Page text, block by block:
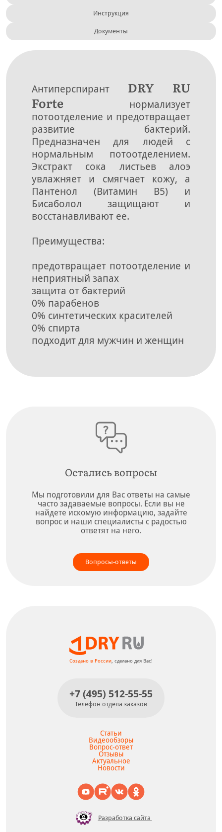
Инструкция
Документы
Антиперспирант DRY RU
Forte нормализует
потоотделение и предотвращает
развитие бактерий.
Предназначен для людей с
нормальным потоотделением.
Экстракт сока листьев алоэ
увлажняет и смягчает кожу, а
Пантенол (Витамин В5) и
Бисаболол защищают и
восстанавливают ее.
Преимущества:
предотвращает потоотделение и
неприятный запах
защита от бактерий
0% парабенов
0% синтетических красителей
0% спирта
подходит для мужчин и женщин
Остались вопросы
Мы подготовили для Вас ответы на самые
часто задаваемые вопросы. Если вы не
найдете искомую информацию, задайте
вопрос и наши специалисты с радостью
ответят на него.
Вопросы-ответы
Создано в России , сделано для Вас!
Статьи
Видеообзоры
Вопрос-ответ
Отзывы
Актуальное
Новости
+7 (495) 512-55-55
Телефон отдела заказов
Разработка сайта